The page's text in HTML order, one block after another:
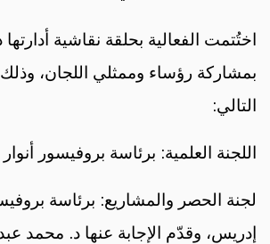
اختُتمت الفعالية بحلقة نقاشية
بمشاركة رؤساء وممثلي اللجان،
التالي:
اللجنة العلمية: برئاسة بروفيسور
لجنة الحصر والمشاريع: برئاسة
إدريس، وقدّم الإجابة عنها د. محمد